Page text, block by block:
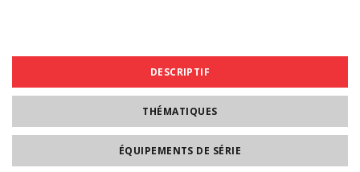
DESCRIPTIF
THÉMATIQUES
ÉQUIPEMENTS DE SÉRIE